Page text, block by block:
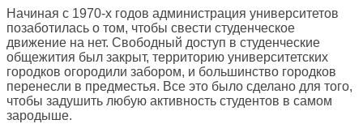
Начиная с 1970-х годов администрация университетов
позаботилась о том, чтобы свести студенческое
движение на нет. Свободный доступ в студенческие
общежития был закрыт, территорию университетских
городков огородили забором, и большинство городков
перенесли в предместья. Все это было сделано для того,
чтобы задушить любую активность студентов в самом
зародыше.